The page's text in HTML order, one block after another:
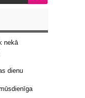
nekā
dienu